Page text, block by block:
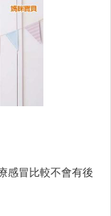
感冒比較不會有後